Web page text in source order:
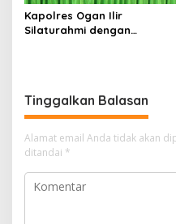
Kapolres Ogan Ilir
Silaturahmi dengan
Tinggalkan Balasan
Alamat email Anda tidak akan
ditandai *